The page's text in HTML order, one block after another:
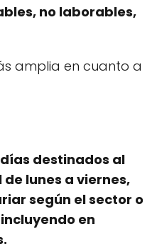
no laborables,
amplia en cuanto a
destinados al
lunes a viernes,
según el sector o
en